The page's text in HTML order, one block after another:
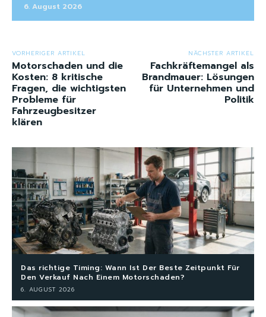
6. August 2026
VORHERIGER ARTIKEL
Motorschaden und die
Kosten: 8 kritische
Fragen, die wichtigsten
Probleme für
Fahrzeugbesitzer
klären
NÄCHSTER ARTIKEL
Fachkräftemangel als
Brandmauer: Lösungen
für Unternehmen und
Politik
Das richtige Timing: Wann Ist Der Beste Zeitpunkt Für
Den Verkauf Nach Einem Motorschaden?
6. AUGUST 2026